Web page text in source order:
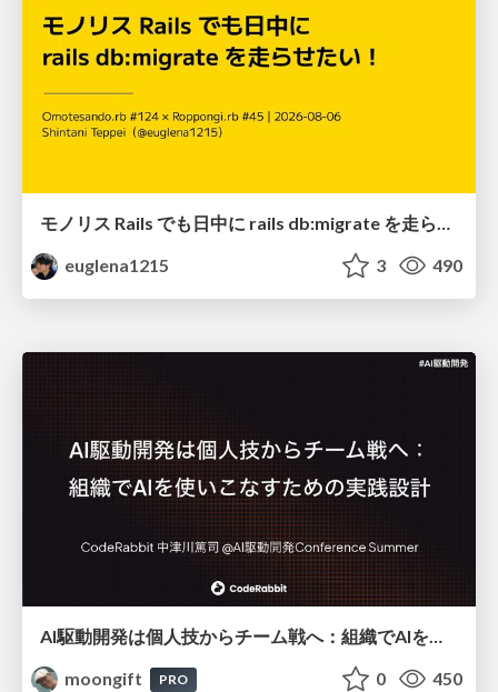
モノリス Rails でも日中に rails db:migrate を走らせたい！ / Daytime rails db:migrate on Monolithic Rails!
euglena1215
3 490
AI駆動開発は個人技からチーム戦へ：組織でAIを使いこなすための実践設計
moongift
PRO 0 450